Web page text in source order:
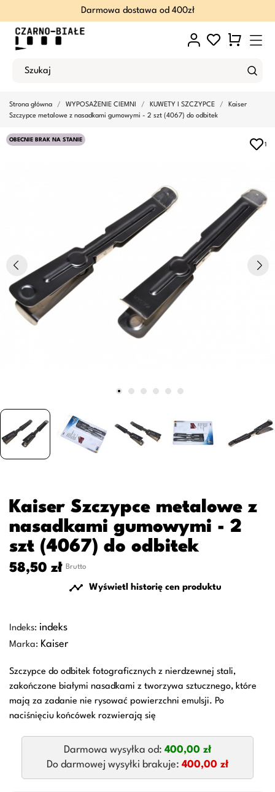
Darmowa dostawa od 400zł
Strona główna WYPOSAŻENIE CIEMNI KUWETY I SZCZYPCE
Kaiser
Szczypce metalowe z nasadkami gumowymi - 2 szt (4067) do odbitek
OBECNIE BRAK NA STANIE
1
Kaiser Szczypce metalowe z
nasadkami gumowymi - 2
szt (4067) do odbitek
58,50 zł Brutto
 Wyświetl historię cen produktu
Indeks: indeks
Marka: Kaiser
Szczypce do odbitek fotograficznych z nierdzewnej stali,
zakończone białymi nasadkami z tworzywa sztucznego, które
mają za zadanie nie rysować powierzchni emulsji. Po
naciśnięciu końcówek rozwierają się
Darmowa wysyłka od: 400,00 zł
Do darmowej wysyłki brakuje: 400,00 zł